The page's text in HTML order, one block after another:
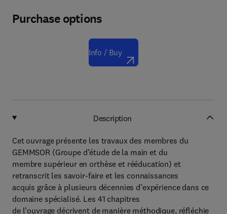
Purchase options
Info / Buy
Description
Cet ouvrage présente les travaux des membres du
GEMMSOR (Groupe d’étude de la main et du
membre supérieur en orthèse et rééducation) et
retranscrit les savoir-faire et les connaissances
acquis grâce à plusieurs décennies d’expérience dans ce
domaine spécialisé. Les 41 chapitres
de l’ouvrage décrivent de manière méthodique, réfléchie